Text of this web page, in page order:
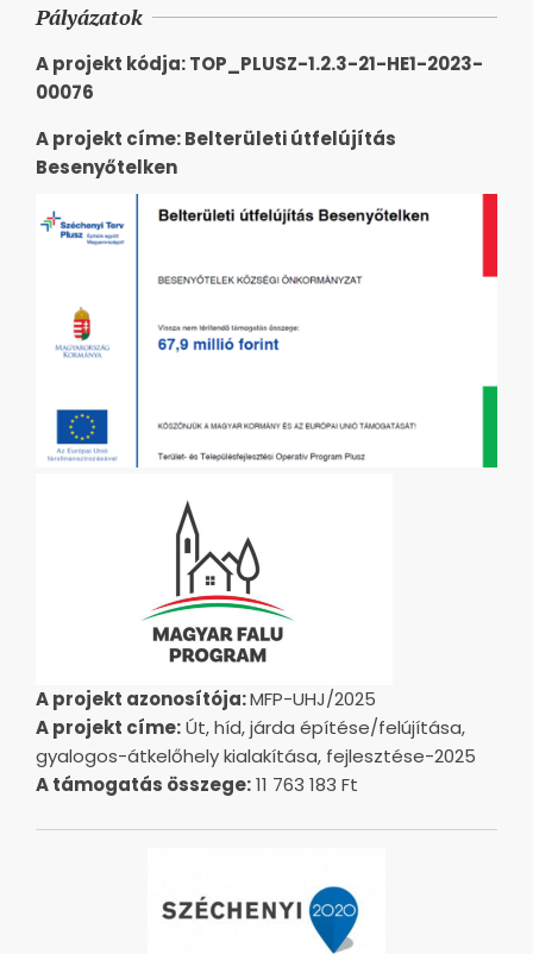
Pályázatok
A projekt kódja: TOP_PLUSZ-1.2.3-21-HE1-2023-
00076
A projekt címe: Belterületi útfelújítás
Besenyőtelken
A projekt azonosítója:MFP-UHJ/2025
A projekt címe:Út, híd, járda építése/felújítása,
gyalogos-átkelőhely kialakítása, fejlesztése-2025
A támogatás összege:11 763 183 Ft